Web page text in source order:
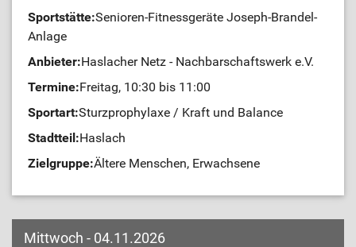
Sportstätte:Senioren-Fitnessgeräte Joseph-Brandel-
Anlage
Anbieter:Haslacher Netz - Nachbarschaftswerk e.V.
Termine:Freitag, 10:30 bis 11:00
Sportart:Sturzprophylaxe / Kraft und Balance
Stadtteil:Haslach
Zielgruppe:Ältere Menschen, Erwachsene
Mittwoch - 04.11.2026